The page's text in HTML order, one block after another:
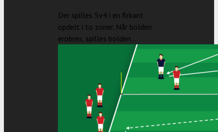
Der spilles 5v4 i en firkant
opdelt i to zoner. Når bolden
erobres, spilles bolden...